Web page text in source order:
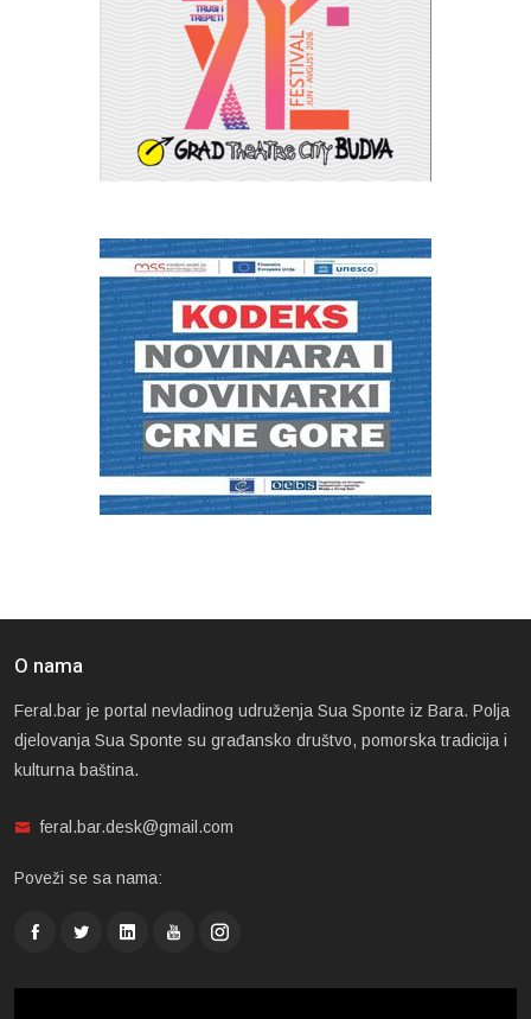
O nama
Feral.bar je portal nevladinog udruženja Sua Sponte iz Bara. Polja
djelovanja Sua Sponte su građansko društvo, pomorska tradicija i
kulturna baština.
feral.bar.desk@gmail.com
Poveži se sa nama: